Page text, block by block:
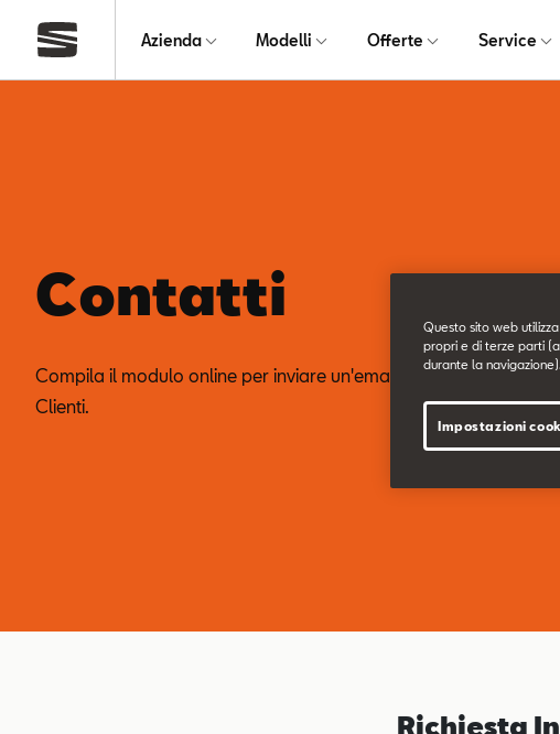
Azienda Modelli Offerte Service
Contatti
Compila il modulo online per inviare un'email al nostro Servizio
Clienti.
Richiesta
Questo sito web
propri e di terze parti
durante la
Impostazioni